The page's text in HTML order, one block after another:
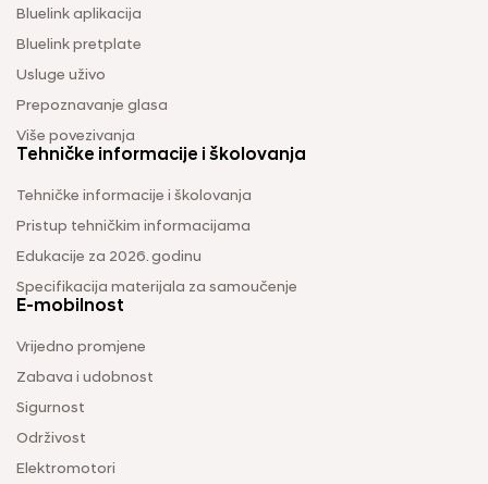
Bluelink aplikacija
Bluelink pretplate
Usluge uživo
Prepoznavanje glasa
Više povezivanja
Tehničke informacije i školovanja
Tehničke informacije i školovanja
Pristup tehničkim informacijama
Edukacije za 2026. godinu
Specifikacija materijala za samoučenje
E-mobilnost
Vrijedno promjene
Zabava i udobnost
Sigurnost
Održivost
Elektromotori